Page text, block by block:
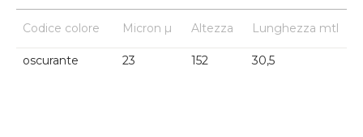
Codice colore Micron µ Altezza Lunghezza mtl
oscurante 23 152 30,5